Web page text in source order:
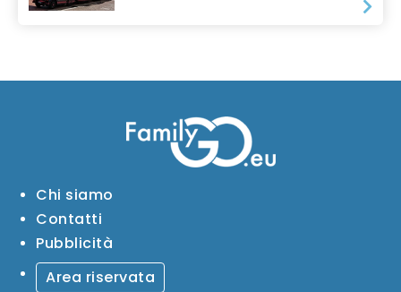
Chi siamo
Contatti
Pubblicità
Area riservata